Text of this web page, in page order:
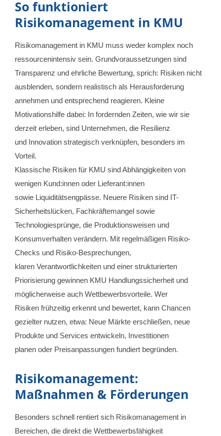
So funktioniert
Risikomanagement in KMU
Risikomanagement in KMU muss weder komplex noch
ressourcenintensiv sein. Grundvoraussetzungen sind
Transparenz und ehrliche Bewertung, sprich: Risiken nicht
ausblenden, sondern realistisch als Herausforderung
annehmen und entsprechend reagieren. Kleine
Motivationshilfe dabei:
In fordernden Zeiten, wie wir sie
derzeit erleben, sind Unternehmen, die Resilienz
und Innovation strategisch verknüpfen, besonders im
Vorteil.
Klassische Risiken für KMU sind Abhängigkeiten von
wenigen Kund:innen oder Lieferant:innen
sowie Liquiditätsengpässe. Neuere Risiken sind IT-
Sicherheitslücken, Fachkräftemangel sowie
Technologiesprünge, die Produktionsweisen und
Konsumverhalten verändern. Mit regelmäßigen Risiko-
Checks und Risiko-Besprechungen,
klaren Verantwortlichkeiten und einer strukturierten
Priorisierung gewinnen KMU Handlungssicherheit und
möglicherweise auch Wettbewerbsvorteile. Wer
Risiken frühzeitig erkennt und bewertet, kann Chancen
gezielter nutzen, etwa: Neue Märkte erschließen, neue
Produkte und Services entwickeln, Investitionen
planen oder Preisanpassungen fundiert begründen.
Risikomanagement:
Maßnahmen & Förderungen
Besonders schnell rentiert sich Risikomanagement in
Bereichen, die direkt die Wettbewerbsfähigkeit